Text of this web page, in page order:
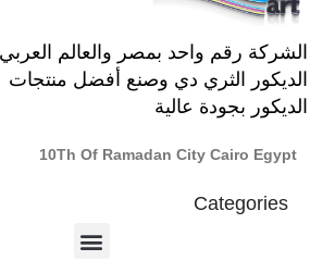
الشركة رقم واحد بمصر والعالم العربي
الديكور الثري دي وصنع أفضل منتجات
الديكور بجودة عالية
10Th Of Ramadan City Cairo Egypt
Categories